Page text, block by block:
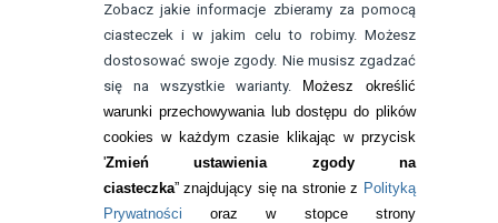
Zobacz jakie informacje zbieramy za pomocą
ciasteczek i w jakim celu to robimy. Możesz
dostosować swoje zgody. Nie musisz zgadzać
się na wszystkie warianty.
Możesz określić
warunki przechowywania lub dostępu do plików
cookies w każdym czasie klikając w przycisk
'Zmień ustawienia zgody na
ciasteczka” znajdujący się na stronie z Polityką
Prywatności oraz w stopce strony
kontakt@bezokularow.pl